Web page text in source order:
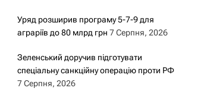
Уряд розширив програму 5-7-9 для
аграріїв до 80 млрд грн 7 Серпня, 2026
Зеленський доручив підготувати
спеціальну санкційну операцію проти РФ
7 Серпня, 2026